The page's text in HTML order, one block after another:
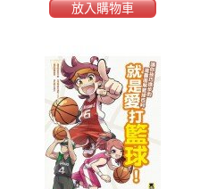
放入購物車